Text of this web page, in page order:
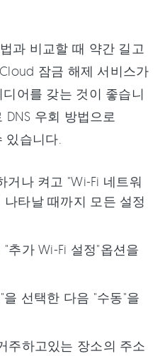
과 비교할 때 약간 길고
잠금 해제 서비스가
어를 갖는 것이 좋습니
우회 방법으로
습니다.
거나 켜고 "Wi-Fi 네트워
타날 때까지 모든 설정
추가 Wi-Fi 설정"옵션을
을 선택한 다음 "수동"을
주하고있는 장소의 주소